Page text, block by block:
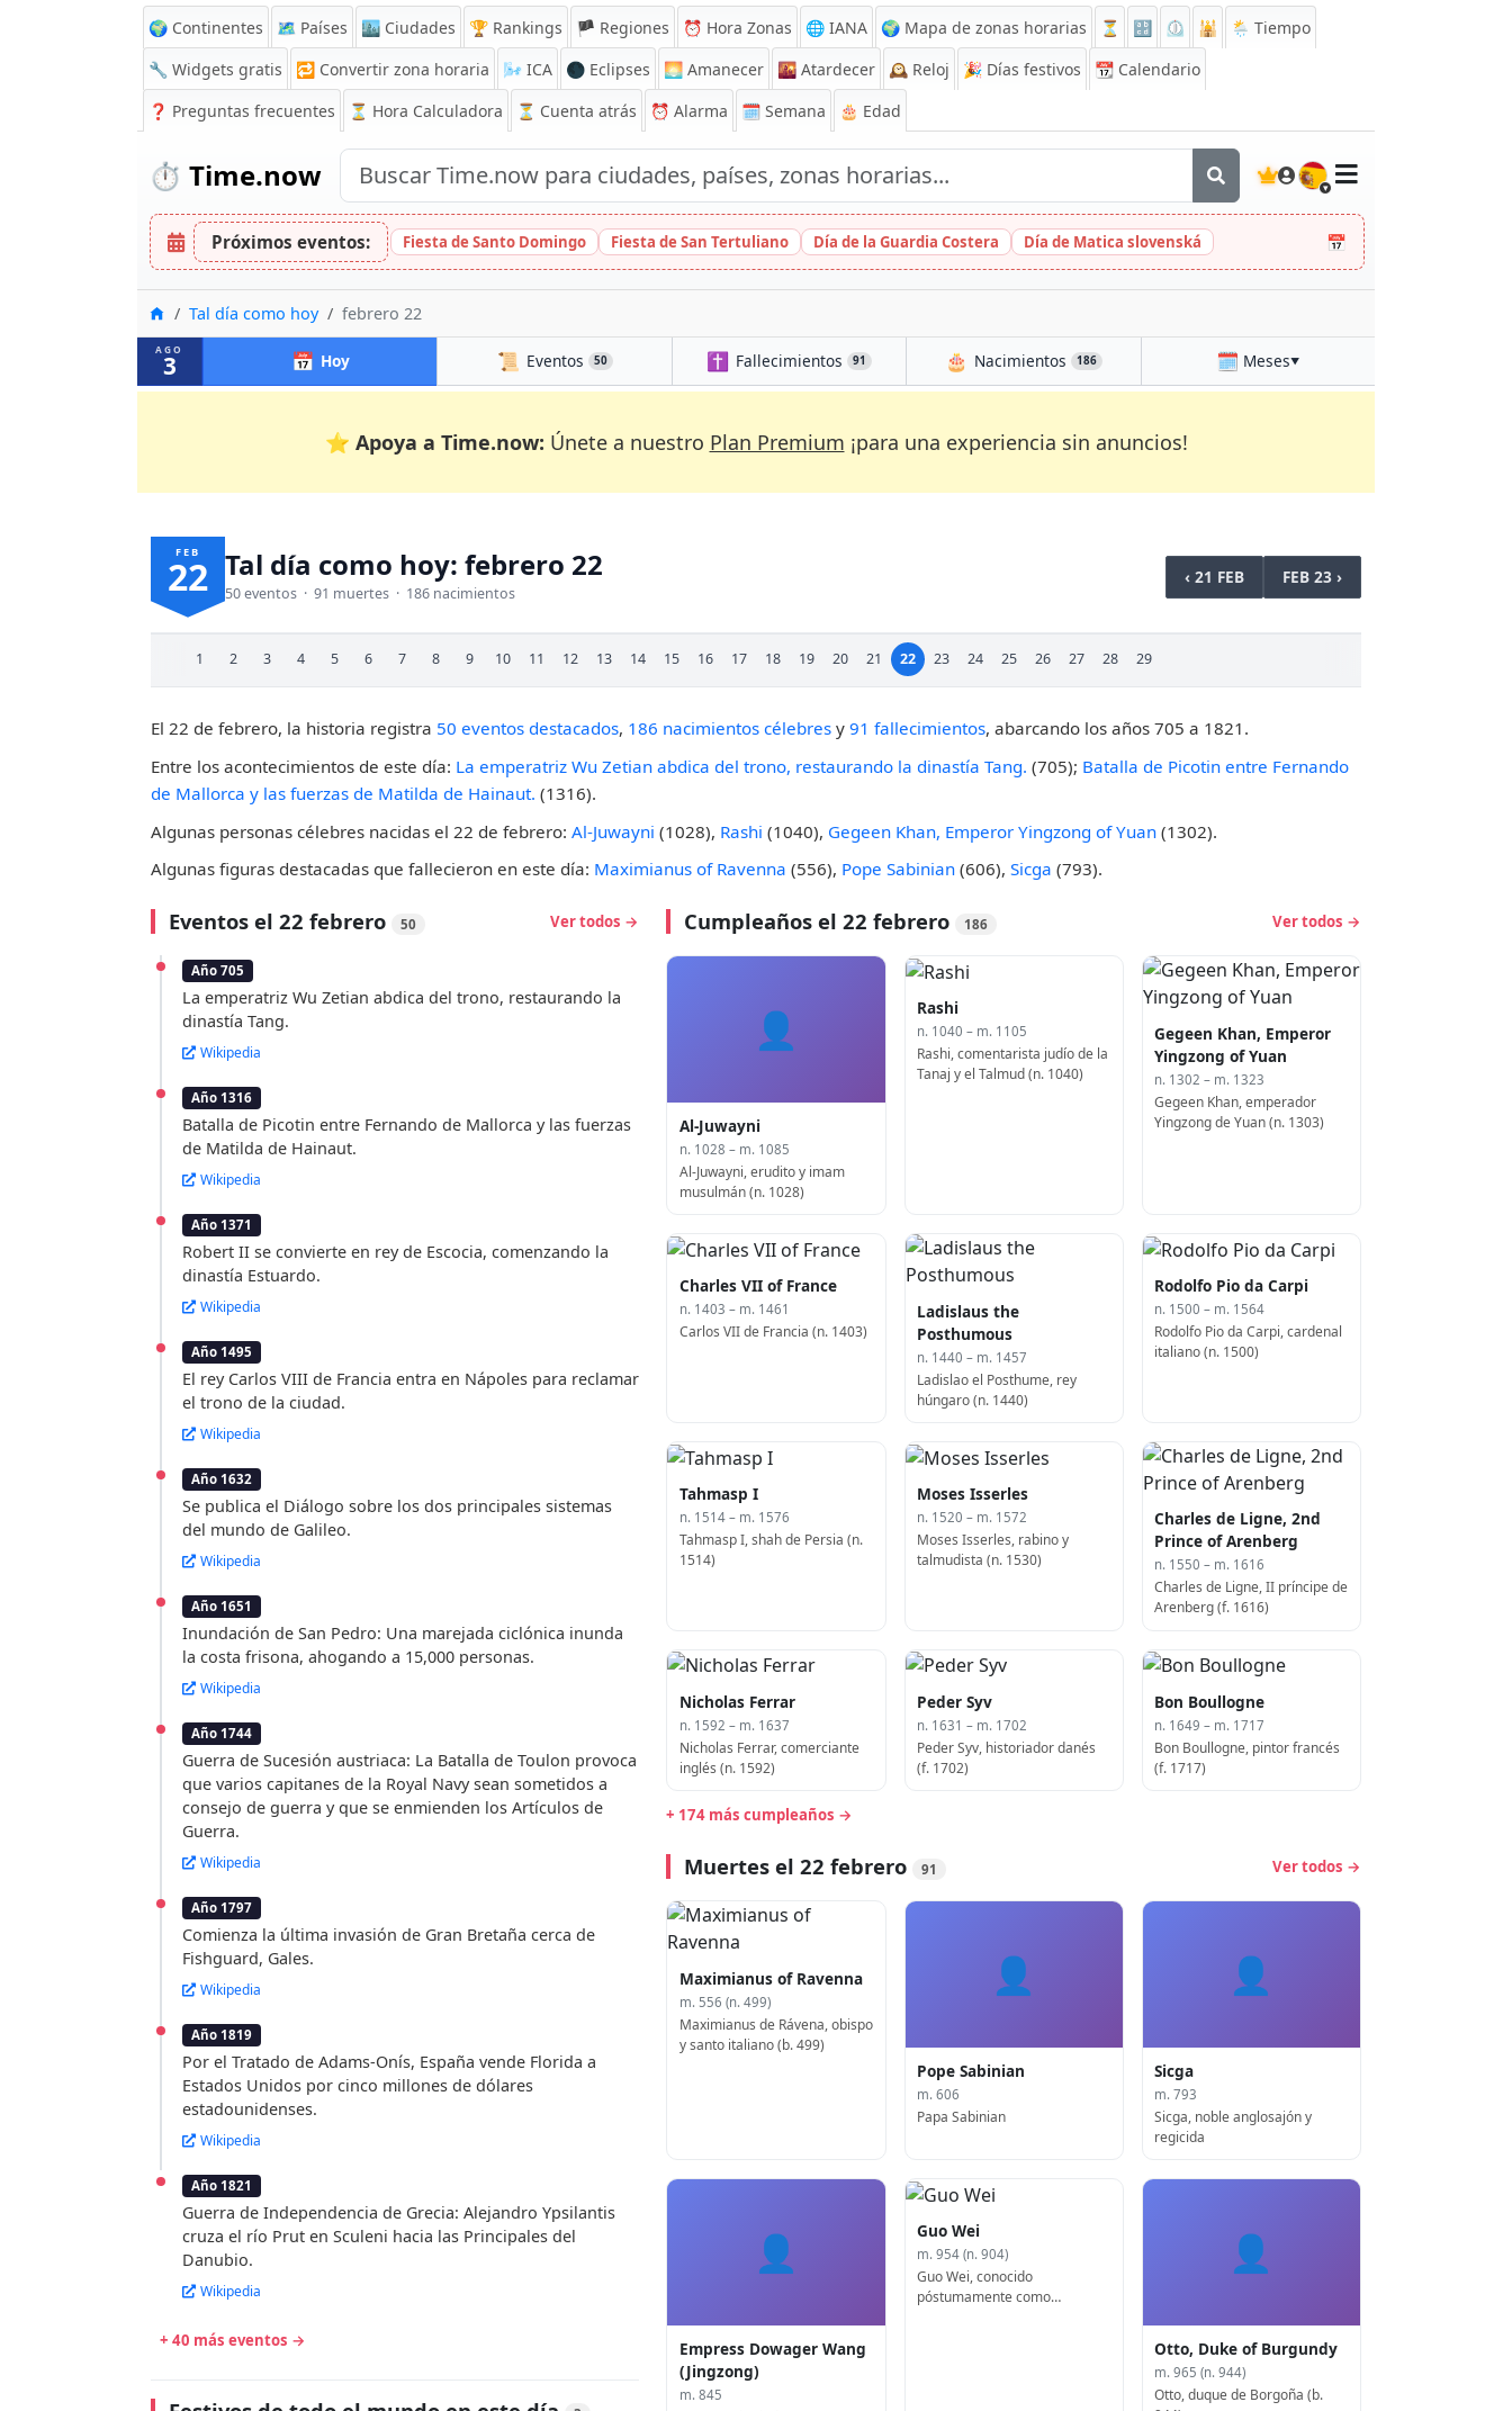
🌍 Continentes 🗺️ Países 🏙️ Ciudades 🏆 Rankings 🏴 Regiones ⏰ Hora Zonas 🌐 IANA 🌍 Mapa de zonas horarias ⏳ 🔡 ⏲️ 🕌
🌦️ Tiempo
🔧 Widgets gratis
🔁 Convertir zona horaria 🌬️ ICA 🌑 Eclipses 🌅 Amanecer 🌇 Atardecer 🕰️ Reloj 🎉 Días festivos 📆 Calendario
❓ Preguntas frecuentes ⏳ Hora Calculadora ⏳ Cuenta atrás ⏰ Alarma 🗓️ Semana 🎂 Edad
⏱️ Time.now 🇪🇸
Próximos eventos: Fiesta de Santo Domingo Fiesta de San Tertuliano Día de la Guardia Costera Día de Matica slovenská 📅
InicioTal día como hoy febrero 22
AGO
3 📅 Hoy 📜 Eventos 50 ✝️ Fallecimientos 91 🎂 Nacimientos 186 🗓️ Meses▼
⭐ Apoya a Time.now: Únete a nuestro Plan Premium ¡para una experiencia sin anuncios!
FEB
22 Tal día como hoy: febrero 22
50 eventos · 91 muertes · 186 nacimientos
‹ 21 FEB FEB 23 ›
1 2 3 4 5 6 7 8 9 10 11 12 13 14 15 16 17 18 19 20 21 22 23 24 25 26 27 28 29
El 22 de febrero, la historia registra 50 eventos destacados, 186 nacimientos célebres y 91 fallecimientos, abarcando los años 705 a 1821.
Entre los acontecimientos de este día: La emperatriz Wu Zetian abdica del trono, restaurando la dinastía Tang. (705); Batalla de Picotin entre Fernando
de Mallorca y las fuerzas de Matilda de Hainaut. (1316).
Algunas personas célebres nacidas el 22 de febrero: Al-Juwayni (1028), Rashi (1040), Gegeen Khan, Emperor Yingzong of Yuan (1302).
Algunas figuras destacadas que fallecieron en este día: Maximianus of Ravenna (556), Pope Sabinian (606), Sicga (793).
Eventos el 22 febrero 50 Ver todos →
Año 705
La emperatriz Wu Zetian abdica del trono, restaurando la
dinastía Tang.
Wikipedia
Año 1316
Batalla de Picotin entre Fernando de Mallorca y las fuerzas
de Matilda de Hainaut.
Wikipedia
Año 1371
Robert II se convierte en rey de Escocia, comenzando la
dinastía Estuardo.
Wikipedia
Año 1495
El rey Carlos VIII de Francia entra en Nápoles para reclamar
el trono de la ciudad.
Wikipedia
Año 1632
Se publica el Diálogo sobre los dos principales sistemas
del mundo de Galileo.
Wikipedia
Año 1651
Inundación de San Pedro: Una marejada ciclónica inunda
la costa frisona, ahogando a 15,000 personas.
Wikipedia
Año 1744
Guerra de Sucesión austriaca: La Batalla de Toulon provoca
que varios capitanes de la Royal Navy sean sometidos a
consejo de guerra y que se enmienden los Artículos de
Guerra.
Wikipedia
Año 1797
Comienza la última invasión de Gran Bretaña cerca de
Fishguard, Gales.
Wikipedia
Año 1819
Por el Tratado de Adams-Onís, España vende Florida a
Estados Unidos por cinco millones de dólares
estadounidenses.
Wikipedia
Año 1821
Guerra de Independencia de Grecia: Alejandro Ypsilantis
cruza el río Prut en Sculeni hacia las Principales del
Danubio.
Wikipedia
+ 40 más eventos →
Cumpleaños el 22 febrero 186 Ver todos →
👤
Al-Juwayni
n. 1028 – m. 1085
Al-Juwayni, erudito y imam
musulmán (n. 1028)
Rashi
n. 1040 – m. 1105
Rashi, comentarista judío de la
Tanaj y el Talmud (n. 1040)
Gegeen Khan, Emperor
Yingzong of Yuan
n. 1302 – m. 1323
Gegeen Khan, emperador
Yingzong de Yuan (n. 1303)
Charles VII of France
n. 1403 – m. 1461
Carlos VII de Francia (n. 1403)
Ladislaus the
Posthumous
n. 1440 – m. 1457
Ladislao el Posthume, rey
húngaro (n. 1440)
Rodolfo Pio da Carpi
n. 1500 – m. 1564
Rodolfo Pio da Carpi, cardenal
italiano (n. 1500)
Tahmasp I
n. 1514 – m. 1576
Tahmasp I, shah de Persia (n.
1514)
Moses Isserles
n. 1520 – m. 1572
Moses Isserles, rabino y
talmudista (n. 1530)
Charles de Ligne, 2nd
Prince of Arenberg
n. 1550 – m. 1616
Charles de Ligne, II príncipe de
Arenberg (f. 1616)
Nicholas Ferrar
n. 1592 – m. 1637
Nicholas Ferrar, comerciante
inglés (n. 1592)
Peder Syv
n. 1631 – m. 1702
Peder Syv, historiador danés
(f. 1702)
Bon Boullogne
n. 1649 – m. 1717
Bon Boullogne, pintor francés
(f. 1717)
+ 174 más cumpleaños →
Muertes el 22 febrero 91 Ver todos →
Maximianus of Ravenna
m. 556 (n. 499)
Maximianus de Rávena, obispo
y santo italiano (b. 499)
👤
Pope Sabinian
m. 606
Papa Sabinian
👤
Sicga
m. 793
Sicga, noble anglosajón y
regicida
👤
Empress Dowager Wang
(Jingzong)
m. 845
Guo Wei
m. 954 (n. 904)
Guo Wei, conocido
póstumamente como
👤
Otto, Duke of Burgundy
m. 965 (n. 944)
Otto, duque de Borgoña (b.